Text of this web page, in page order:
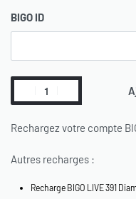
BIGO ID
Rechargez votre compte
Autres recharges :
Recharge BIGO LIVE 391